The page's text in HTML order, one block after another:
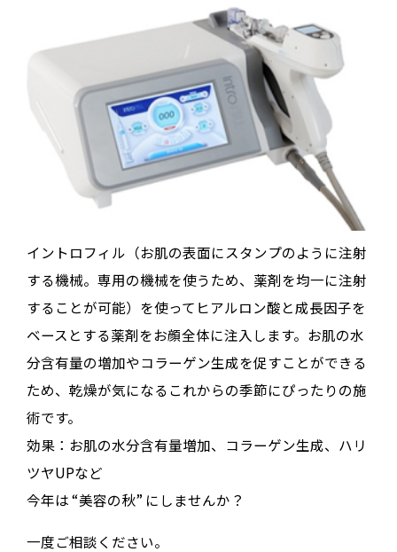
イントロフィル（お肌の表面にスタンプのように注射
する機械。専用の機械を使うため、薬剤を均一に注射
することが可能）を使ってヒアルロン酸と成長因子を
ベースとする薬剤をお顔全体に注入します。お肌の水
分含有量の増加やコラーゲン生成を促すことができる
ため、乾燥が気になるこれからの季節にぴったりの施
術です。
効果：お肌の水分含有量増加、コラーゲン生成、ハリ
ツヤUPなど
今年は “美容の秋” にしませんか？
一度ご相談ください。